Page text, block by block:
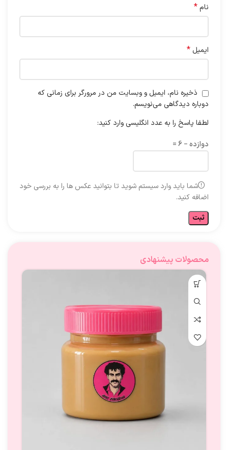
نام*
ایمیل *
ذخیره نام، ایمیل و وبسایت من در مرورگر برای زمانی که
دوباره دیدگاهی می‌نویسم.
لطفا پاسخ را به عدد انگلیسی وارد کنید:
دوازده − 6 =
شما باید وارد سیستم شوید تا بتوانید عکس ها را به بررسی خود
اضافه کنید.
محصولات پیشنهادی